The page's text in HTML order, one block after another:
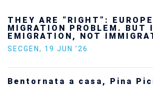
Ukraine’s youth are
future — and we will not
SECGEN,24 FEB ’26
Europe on the situation in